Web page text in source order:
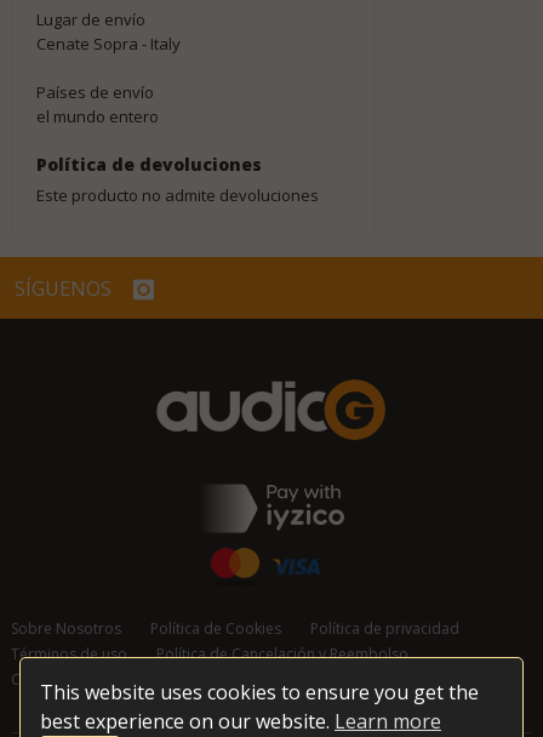
This website uses cookies to ensure you get the
best experience on our website. Learn more
Lugar de envío
Cenate Sopra - Italy
Países de envío
el mundo entero
Política de devoluciones
Este producto no admite devoluciones
SÍGUENOS
Sobre Nosotros Política de Cookies
Política de privacidad
Términos de uso
Política de Cancelación y Reembolso
Contáctanos